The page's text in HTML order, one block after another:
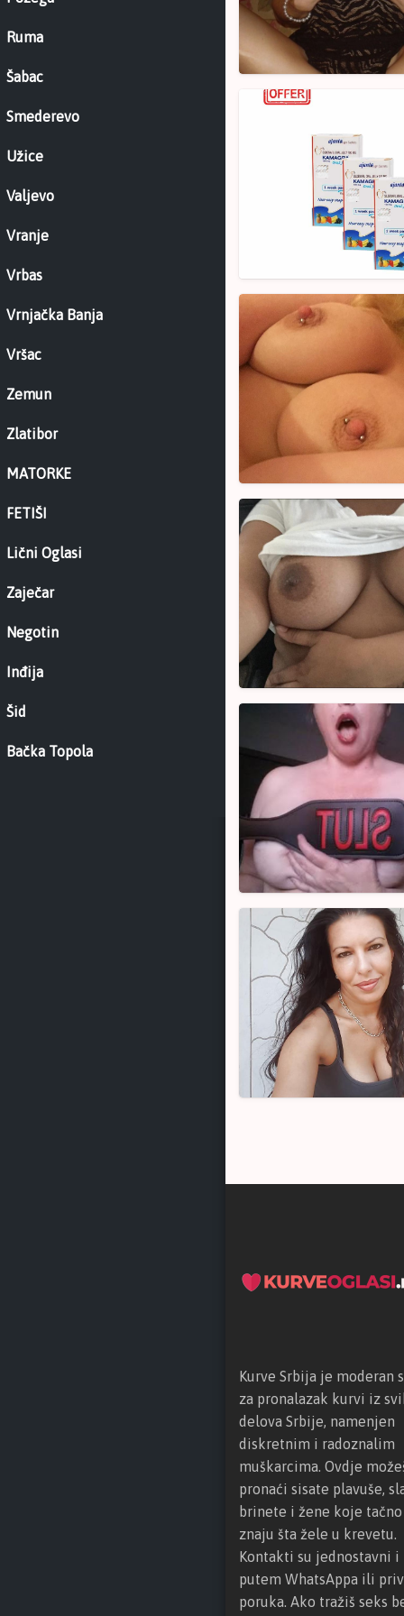
Ruma
Šabac
Smederevo
Užice
Valjevo
Vranje
Vrbas
Vrnjačka Banja
Vršac
Zemun
Zlatibor
MATORKE
FETIŠI
Lični Oglasi
Zaječar
Negotin
Inđija
Šid
Bačka Topola
Sad
KAMAGRE!!!
PinkiBani
Ana
klub
odrasle
Kurve Srbija je moderan
za pronalazak kurvi iz
delova Srbije, namenjen
diskretnim i radoznalim
muškarcima. Ovdje
pronaći sisate plavuše,
brinete i žene koje tačno
znaju šta žele u krevetu.
Kontakti su jednostavni i
putem WhatsAppa ili
poruka. Ako tražiš seks